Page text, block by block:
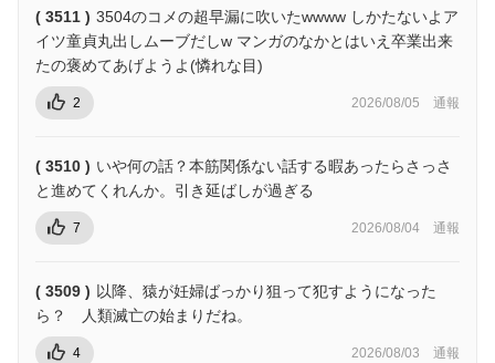
( 3511 ) 3504のコメの超早漏に吹いたwwww しかたないよア
イツ童貞丸出しムーブだしw マンガのなかとはいえ卒業出来
たの褒めてあげようよ(憐れな目)
2 2026/08/05 通報
( 3510 ) いや何の話？本筋関係ない話する暇あったらさっさ
と進めてくれんか。引き延ばしが過ぎる
7 2026/08/04 通報
( 3509 ) 以降、猿が妊婦ばっかり狙って犯すようになった
ら？ 人類滅亡の始まりだね。
4 2026/08/03 通報